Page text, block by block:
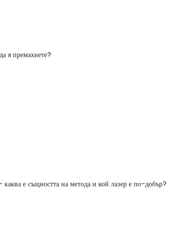
я премахнете?
е същността на метода и кой лазер е по-добър?